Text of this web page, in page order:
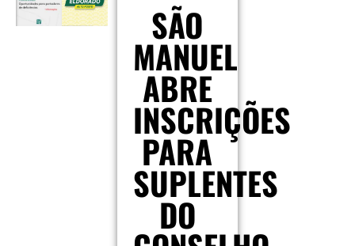
SÃO
MANUEL
ABRE
INSCRIÇÕES
PARA
SUPLENTES
DO